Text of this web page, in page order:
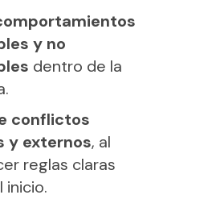
y no
dentro de la
conflictos
y externos, al
reglas claras
inicio.